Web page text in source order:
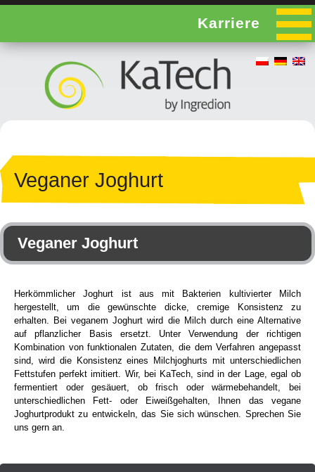
Karriere
Veganer Joghurt
Veganer Joghurt
Herkömmlicher Joghurt ist aus mit Bakterien kultivierter Milch
hergestellt, um die gewünschte dicke, cremige Konsistenz zu
erhalten. Bei veganem Joghurt wird die Milch durch eine Alternative
auf pflanzlicher Basis ersetzt. Unter Verwendung der richtigen
Kombination von funktionalen Zutaten, die dem Verfahren angepasst
sind, wird die Konsistenz eines Milchjoghurts mit unterschiedlichen
Fettstufen perfekt imitiert. Wir, bei KaTech, sind in der Lage, egal ob
fermentiert oder gesäuert, ob frisch oder wärmebehandelt, bei
unterschiedlichen Fett- oder Eiweißgehalten, Ihnen das vegane
Joghurtprodukt zu entwickeln, das Sie sich wünschen. Sprechen Sie
uns gern an.